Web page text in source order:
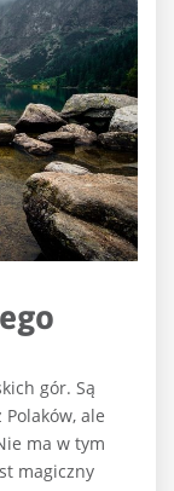
gór. Są
ale
ma w tym
magiczny